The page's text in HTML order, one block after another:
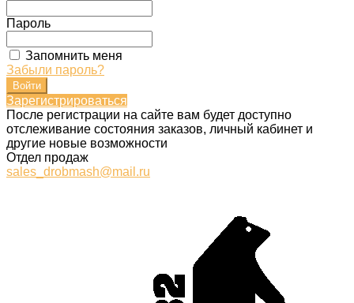
Пароль
Запомнить меня
Забыли пароль?
Зарегистрироваться
После регистрации на сайте вам будет доступно
отслеживание состояния заказов, личный кабинет и
другие новые возможности
Отдел продаж
sales_drobmash@mail.ru